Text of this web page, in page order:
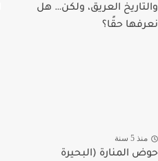
والتاريخ العريق، ولكن… هل
نعرفها حقًا؟
منذ 5 سنة
حوض المنارة (البحيرة